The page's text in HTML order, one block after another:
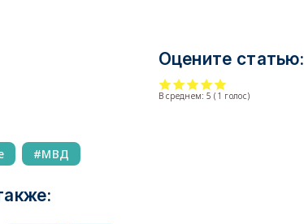
Оцените статью:
В среднем: 5 ( 1 голос)
МВД